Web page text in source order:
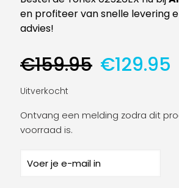
en profiteer van snelle levering
advies!
€159.95
prijs
€159.95.
€129.95
Uitverkocht
Ontvang een melding zodra dit
voorraad is.